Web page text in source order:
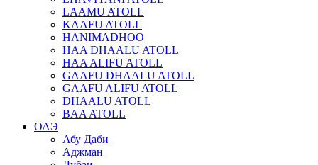
LAAMU ATOLL
KAAFU ATOLL
HANIMADHOO
HAA DHAALU ATOLL
HAA ALIFU ATOLL
GAAFU DHAALU ATOLL
GAAFU ALIFU ATOLL
DHAALU ATOLL
BAA ATOLL
ОАЭ
Абу Даби
Аджман